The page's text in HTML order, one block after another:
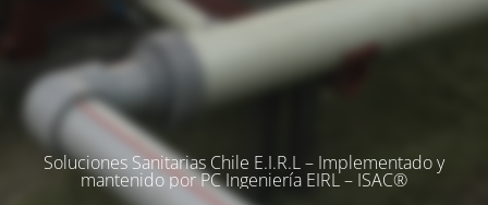
Soluciones Sanitarias Chile E.I.R.L – Implementado y
mantenido por PC Ingeniería EIRL – ISAC®